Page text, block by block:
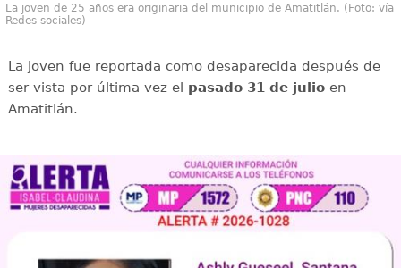
La joven de 25 años era originaria del municipio de Amatitlán. (Foto: vía
Redes sociales)
La joven fue reportada como desaparecida después de
ser vista por última vez el pasado 31 de julioen
Amatitlán.